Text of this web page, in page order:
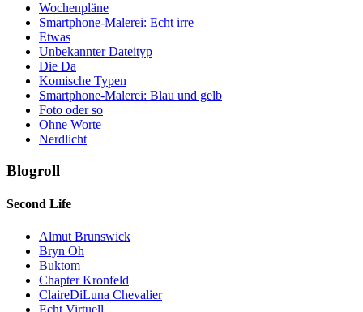
Wochenpläne
Smartphone-Malerei: Echt irre
Etwas
Unbekannter Dateityp
Die Da
Komische Typen
Smartphone-Malerei: Blau und gelb
Foto oder so
Ohne Worte
Nerdlicht
Blogroll
Second Life
Almut Brunswick
Bryn Oh
Buktom
Chapter Kronfeld
ClaireDiLuna Chevalier
Echt Virtuell